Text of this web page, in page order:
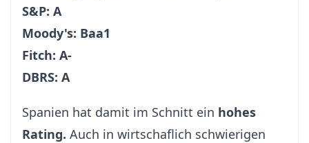
S&P: A
Moody's: Baa1
Fitch: A-
DBRS: A
Spanien hat damit im Schnitt ein hohes
Rating. Auch in wirtschaflich schwierigen